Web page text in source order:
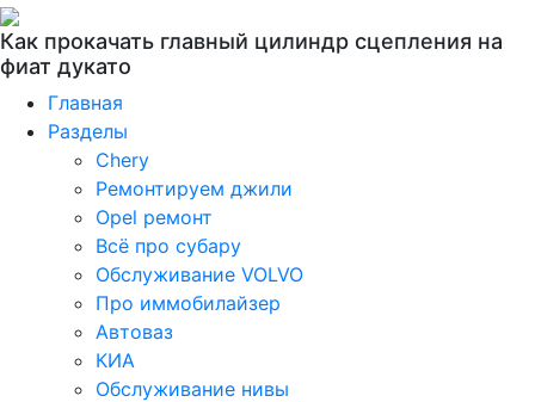
Как прокачать главный цилиндр сцепления на
фиат дукато
Главная
Разделы
Chery
Ремонтируем джили
Opel ремонт
Всё про субару
Обслуживание VOLVO
Про иммобилайзер
Автоваз
КИА
Обслуживание нивы